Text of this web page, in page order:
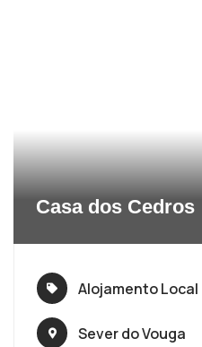
Casa dos Cedros
Alojamento Local
Sever do Vouga